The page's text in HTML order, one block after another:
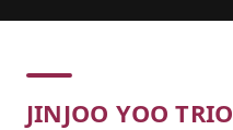
Concert
JINJOO YOO TRIO